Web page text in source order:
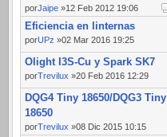
porJaipe »12 Feb 2012 19:06
Eficiencia en linternas
porUPz »02 Mar 2016 19:25
Olight I3S-Cu y Spark SK7
porTrevilux »20 Feb 2016 12:29
DQG4 Tiny 18650/DQG3 Tiny
18650
porTrevilux »08 Dic 2015 10:15